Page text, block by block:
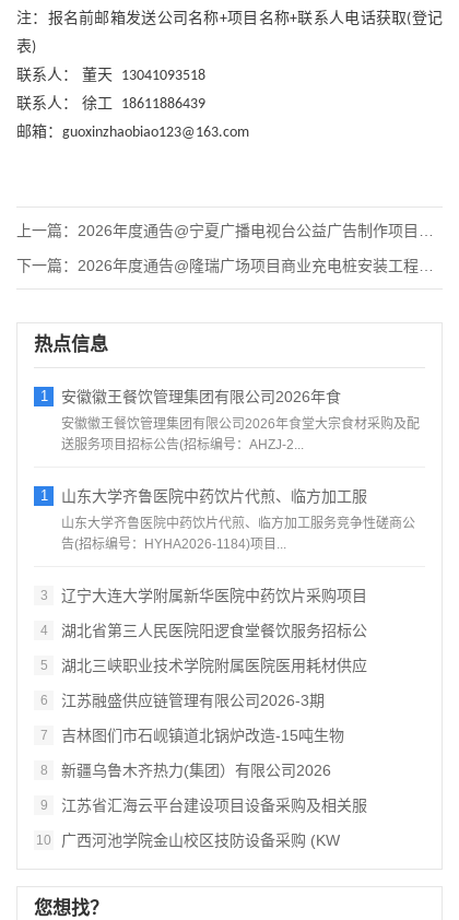
注：报名前邮箱发送公司名称+项目名称+联系人电话获取(登记
表)
联系人：
董天 13041093518
联系人：
徐工
18611886439
邮箱： guoxinzhaobiao123@163.com
上一篇： 2026年度通告@宁夏广播电视台公益广告制作项目竞争性磋商招
下一篇： 2026年度通告@隆瑞广场项目商业充电桩安装工程招标公告
热点信息
1 安徽徽王餐饮管理集团有限公司2026年食
安徽徽王餐饮管理集团有限公司2026年食堂大宗食材采购及配
送服务项目招标公告(招标编号：AHZJ-2...
1 山东大学齐鲁医院中药饮片代煎、临方加工服
山东大学齐鲁医院中药饮片代煎、临方加工服务竞争性磋商公
告(招标编号：HYHA2026-1184)项目...
3 辽宁大连大学附属新华医院中药饮片采购项目
4 湖北省第三人民医院阳逻食堂餐饮服务招标公
5 湖北三峡职业技术学院附属医院医用耗材供应
6 江苏融盛供应链管理有限公司2026‑3期
7 吉林图们市石岘镇道北锅炉改造‑15吨生物
8 新疆乌鲁木齐热力(集团）有限公司2026
9 江苏省汇海云平台建设项目设备采购及相关服
10 广西河池学院金山校区技防设备采购 (KW
您想找？